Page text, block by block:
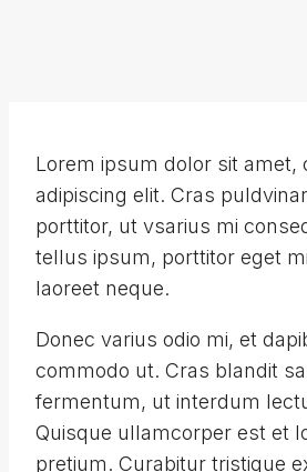
Lorem ipsum dolor sit amet,
adipiscing elit. Cras
porttitor, ut vsarius mi
tellus ipsum, porttitor eget
laoreet neque.
Donec varius odio mi, et
commodo ut. Cras blandit
fermentum, ut interdum
Quisque ullamcorper est et
pretium. Curabitur tristique